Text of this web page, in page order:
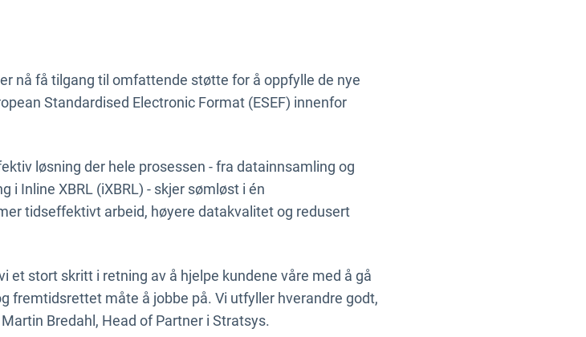
nå få tilgang til omfattende støtte for å oppfylle de nye
Standardised Electronic Format (ESEF) innenfor
løsning der hele prosessen - fra datainnsamling og
i Inline XBRL (iXBRL) - skjer sømløst i én
tidseffektivt arbeid, høyere datakvalitet og redusert
et stort skritt i retning av å hjelpe kundene våre med å gå
fremtidsrettet måte å jobbe på. Vi utfyller hverandre godt,
Bredahl, Head of Partner i Stratsys.